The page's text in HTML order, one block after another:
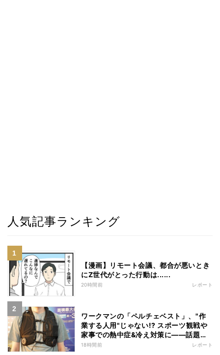
人気記事ランキング
【漫画】リモート会議、都合が悪いとき
にZ世代がとった行動は......
20時間前 レポート
ワークマンの「ペルチェベスト」、"作
業する人用"じゃない!? スポーツ観戦や
家事での熱中症&冷え対策に――話題の
商品を徹底検証
18時間前 レポート